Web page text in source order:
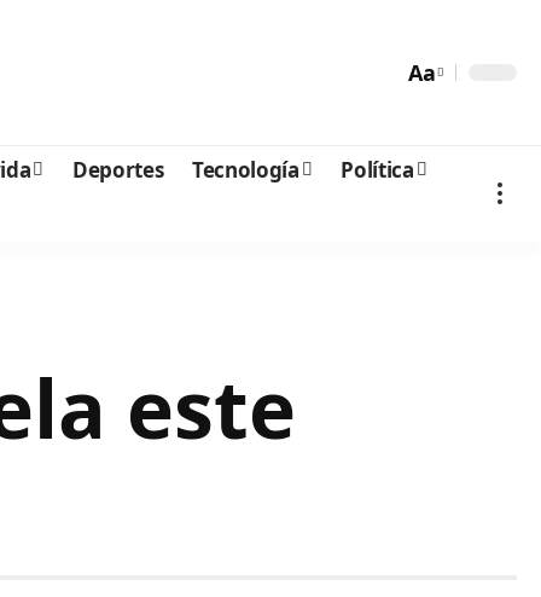
Aa
Deportes Tecnología
Política
este